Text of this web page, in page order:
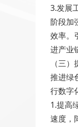
3.发展
阶段加
效率。
进产业
（三
推进绿
行数字
1.提高
速度，